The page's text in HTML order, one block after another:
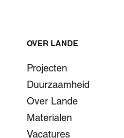
OVER LANDE
Projecten
Duurzaamheid
Over Lande
Materialen
Vacatures